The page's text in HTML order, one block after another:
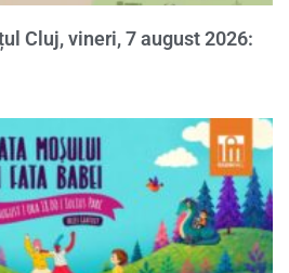
Cluj, vineri, 7 august 2026: